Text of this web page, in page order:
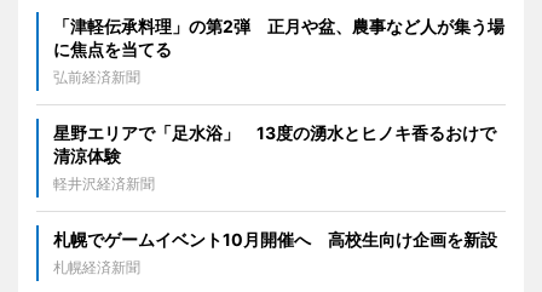
「津軽伝承料理」の第2弾 正月や盆、農事など人が集う場
に焦点を当てる
弘前経済新聞
星野エリアで「足水浴」 13度の湧水とヒノキ香るおけで
清涼体験
軽井沢経済新聞
札幌でゲームイベント10月開催へ 高校生向け企画を新設
札幌経済新聞